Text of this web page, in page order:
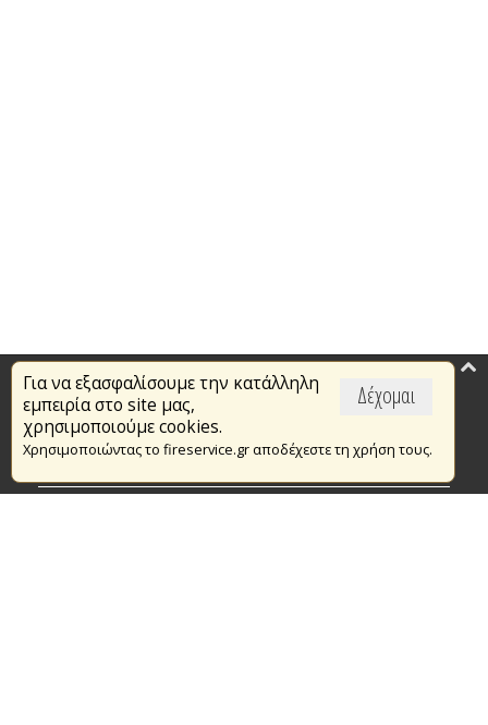
Δέχομαι
Για να εξασφαλίσουμε την κατάλληλη
εμπειρία στο site μας,
χρησιμοποιούμε cookies.
Χρησιμοποιώντας το fireservice.gr αποδέχεστε τη χρήση τους.
Επικαιρότητα
Το Πυροσβεστικό Σώμα